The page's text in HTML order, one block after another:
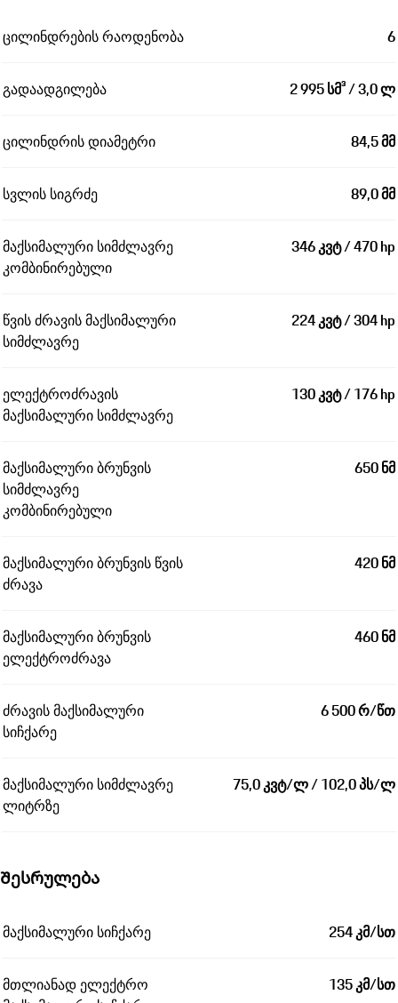
ცილინდრების რაოდენობა 6
გადაადგილება 2 995 სმ³ / 3,0 ლ
ცილინდრის დიამეტრი 84,5 მმ
სვლის სიგრძე 89,0 მმ
მაქსიმალური სიმძლავრე
კომბინირებული
346 კვტ / 470 hp
წვის ძრავის მაქსიმალური
სიმძლავრე
224 კვტ / 304 hp
ელექტროძრავის
მაქსიმალური სიმძლავრე
130 კვტ / 176 hp
მაქსიმალური ბრუნვის
სიმძლავრე
კომბინირებული
650 ნმ
მაქსიმალური ბრუნვის წვის
ძრავა
420 ნმ
მაქსიმალური ბრუნვის
ელექტროძრავა
460 ნმ
ძრავის მაქსიმალური
სიჩქარე
6 500 რ/წთ
მაქსიმალური სიმძლავრე
ლიტრზე
75,0 კვტ/ლ / 102,0 პს/ლ
Შესრულება
მაქსიმალური სიჩქარე 254 კმ/სთ
მთლიანად ელექტრო
135 კმ/სთ